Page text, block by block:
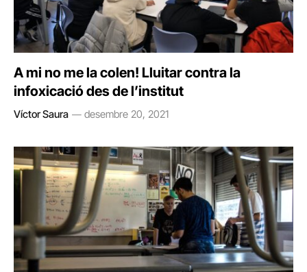
A mi no me la colen! Lluitar contra la
infoxicació des de l’institut
Víctor Saura desembre 20, 2021